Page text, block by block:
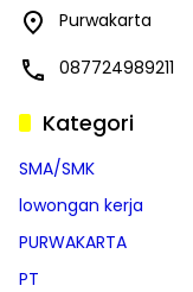
Purwakarta
087724989211
Kategori
SMA/SMK
lowongan kerja
PURWAKARTA
PT